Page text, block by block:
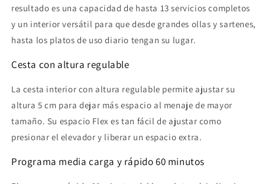
resultado es una capacidad de hasta 13 servicios completos
y un interior versátil para que desde grandes ollas y sartenes,
hasta los platos de uso diario tengan su lugar.
Cesta con altura regulable
La cesta interior con altura regulable permite ajustar su
altura 5 cm para dejar más espacio al menaje de mayor
tamaño. Su espacio Flex es tan fácil de ajustar como
presionar el elevador y liberar un espacio extra.
Programa media carga y rápido 60 minutos